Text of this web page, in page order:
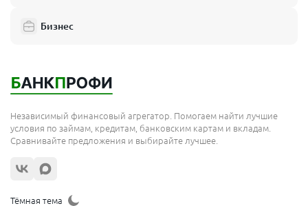
Подольск
Королёв
Сергиев Посад
Орехово-Зуево
Щёлково
Бизнес
Независимый финансовый агрегатор. Помогаем найти лучшие
условия по займам, кредитам, банковским картам и вкладам.
Сравнивайте предложения и выбирайте лучшее.
Тёмная тема